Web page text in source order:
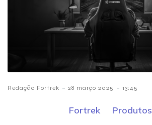
Redação Fortrek - 28 março 2025 - 13:45
Fortrek Produtos